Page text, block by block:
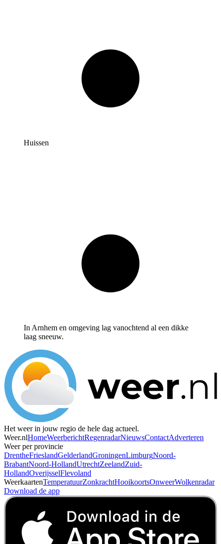
Huissen
In Arnhem en omgeving lag vanochtend al een dikke
laag sneeuw.
Het weer in jouw regio de hele dag actueel.
Weer.nlHomeWeerberichtRegenradarNieuwsContactAdverteren
Weer per provincie
DrentheFrieslandGelderlandGroningenLimburgNoord-
BrabantNoord-HollandUtrechtZeelandZuid-
HollandOverijsselFlevoland
WeerkaartenTemperatuurZonkrachtHooikoortsOnweerWolkenradar
Download de app